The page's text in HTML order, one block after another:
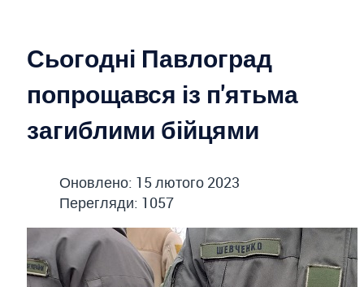
Сьогодні Павлоград
попрощався із п'ятьма
загиблими бійцями
Оновлено: 15 лютого 2023
Перегляди: 1057